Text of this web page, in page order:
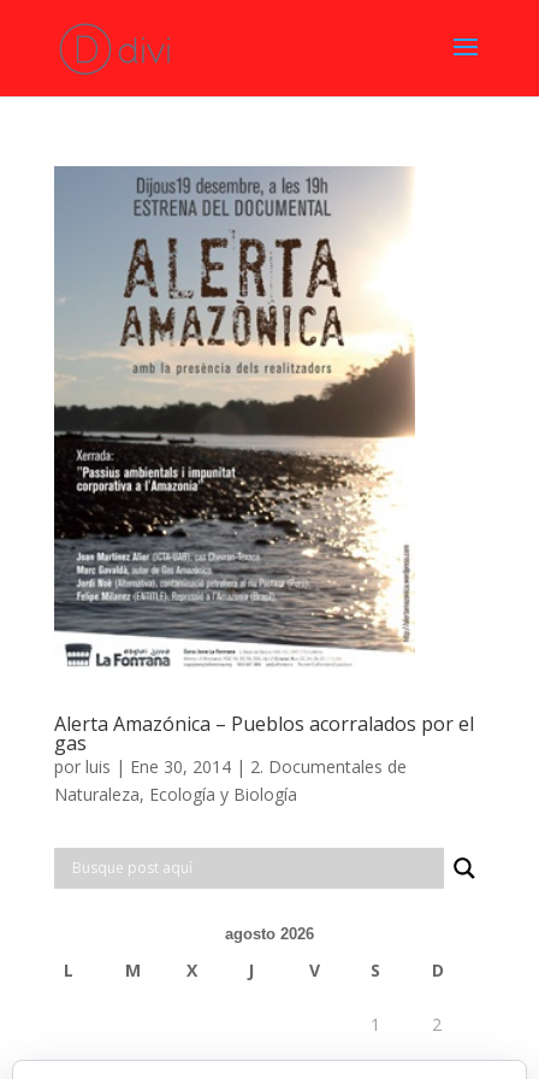
Alerta Amazónica – Pueblos acorralados por el
gas
por luis | Ene 30, 2014| 2. Documentales de
Naturaleza, Ecología y Biología
agosto 2026
L M X J V S D
1 2